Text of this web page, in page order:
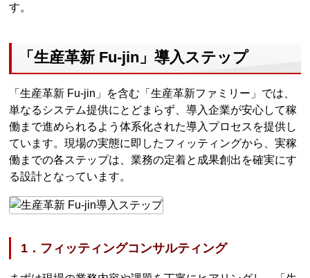
す。
「生産革新 Fu-jin」導入ステップ
「生産革新 Fu-jin」を含む「生産革新ファミリー」では、
単なるシステム提供にとどまらず、導入企業が安心して稼
働まで進められるよう体系化された導入プロセスを提供し
ています。現場の実態に即したフィッティングから、実稼
働までの各ステップは、業務の定着と成果創出を確実にす
る設計となっています。
1．フィッティングコンサルティング